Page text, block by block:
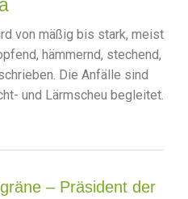
von mäßig bis stark, meist
hämmernd, stechend,
Die Anfälle sind
und Lärmscheu begleitet.
– Präsident der